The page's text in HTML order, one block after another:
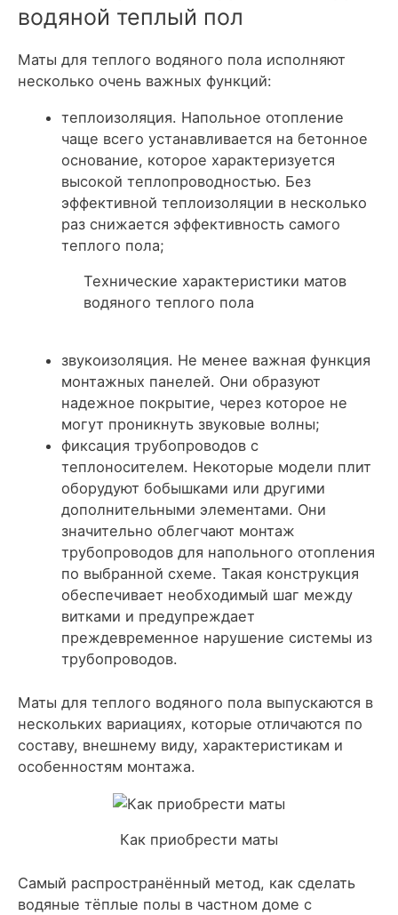
водяной теплый пол
Маты для теплого водяного пола исполняют
несколько очень важных функций:
теплоизоляция. Напольное отопление
чаще всего устанавливается на бетонное
основание, которое характеризуется
высокой теплопроводностью. Без
эффективной теплоизоляции в несколько
раз снижается эффективность самого
теплого пола;
Технические характеристики матов
водяного теплого пола
звукоизоляция. Не менее важная функция
монтажных панелей. Они образуют
надежное покрытие, через которое не
могут проникнуть звуковые волны;
фиксация трубопроводов с
теплоносителем. Некоторые модели плит
оборудуют бобышками или другими
дополнительными элементами. Они
значительно облегчают монтаж
трубопроводов для напольного отопления
по выбранной схеме. Такая конструкция
обеспечивает необходимый шаг между
витками и предупреждает
преждевременное нарушение системы из
трубопроводов.
Маты для теплого водяного пола выпускаются в
нескольких вариациях, которые отличаются по
составу, внешнему виду, характеристикам и
особенностям монтажа.
Как приобрести маты
Самый распространённый метод, как сделать
водяные тёплые полы в частном доме с